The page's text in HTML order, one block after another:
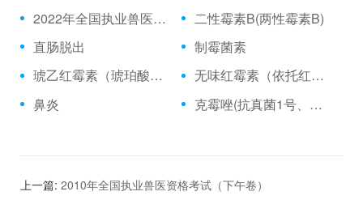
2022年全国执业兽医考试时间
二性霉素B(两性霉素B)
直肠脱出
制霉菌素
琥乙红霉素（琥珀酸红霉素、乙琥红霉素）
无味红霉素（依托红霉素）
鼻炎
克霉唑(抗真菌1号、三苯甲咪唑)
上一篇: 2010年全国执业兽医资格考试（下午卷）